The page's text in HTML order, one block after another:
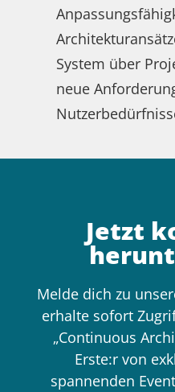
System über
neue
Jetzt
Melde dich zu
erhalte sofort
„Continuous
Erste:r von
spannenden